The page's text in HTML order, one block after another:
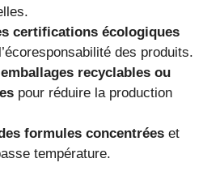
certifications écologiques
des produits.
recyclables ou
pour réduire la production
formules concentrées et
température.